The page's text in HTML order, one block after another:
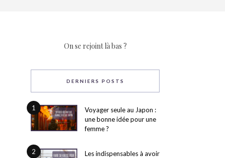
On se rejoint là bas ?
DERNIERS POSTS
1
Voyager seule au Japon :
une bonne idée pour une
femme ?
2
Les indispensables à avoir